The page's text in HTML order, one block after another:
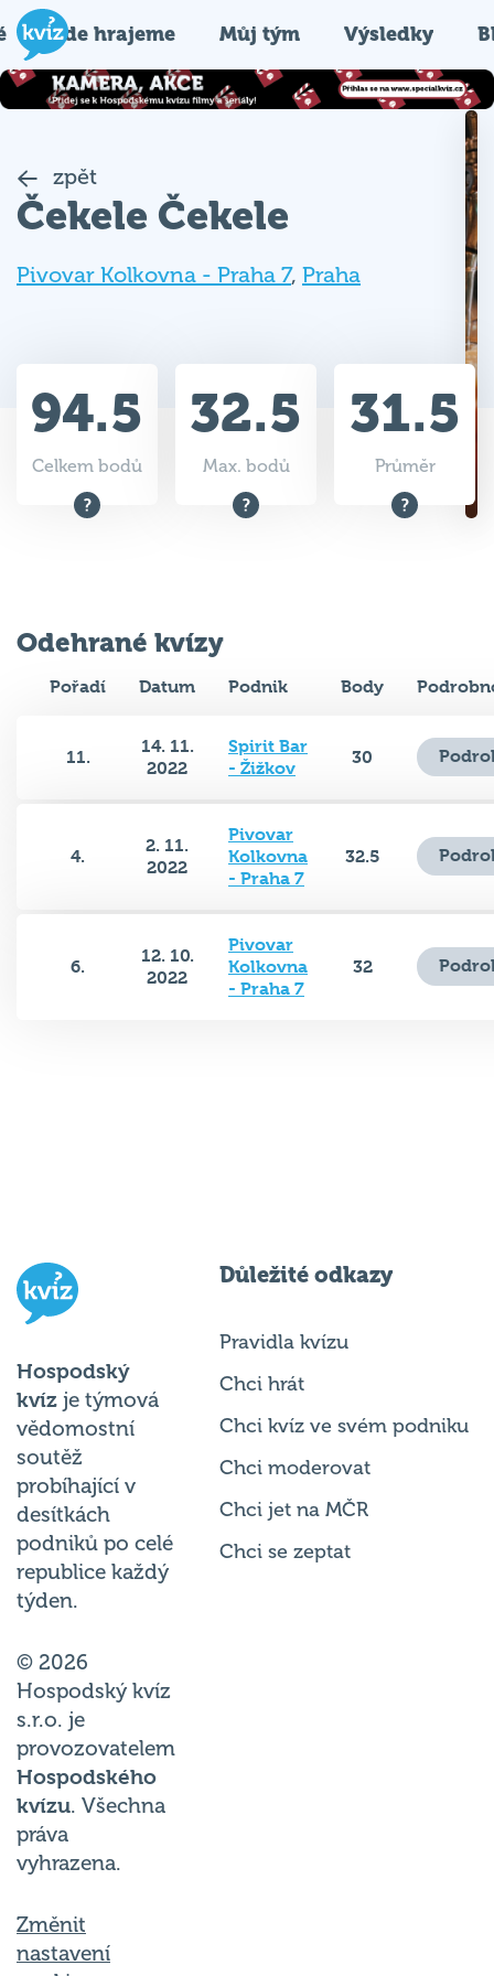
Kde hrajeme Můj tým Výsledky
zpět
Čekele Čekele
Pivovar Kolkovna - Praha 7, Praha
94.5
Celkem bodů
32.5
Max. bodů
31.5
Průměr
Odehrané kvízy
Pořadí Datum Podnik Body
11.
14. 11.
2022
Spirit Bar
- Žižkov
30
4.
2. 11.
2022
Pivovar
Kolkovna
- Praha 7
32.5
6.
12. 10.
2022
Pivovar
Kolkovna
- Praha 7
32
Hospodský
kvíz je týmová
vědomostní
soutěž
probíhající v
desítkách
podniků po celé
republice každý
týden.
© 2026
Hospodský kvíz
s.r.o. je
provozovatelem
Hospodského
kvízu. Všechna
práva
vyhrazena.
Změnit
nastavení
Důležité odkazy
Pravidla kvízu
Chci hrát
Chci kvíz ve svém podniku
Chci moderovat
Chci jet na MČR
Chci se zeptat